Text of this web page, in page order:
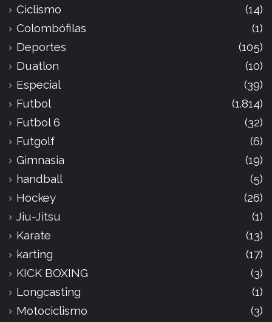
Ciclismo
(14)
Colombófilas
(1)
Deportes
(105)
Duatlon
(10)
Especial
(39)
Futbol
(1.814)
Futbol 6
(32)
Futgolf
(6)
Gimnasia
(19)
handball
(5)
Hockey
(26)
Jiu-Jitsu
(1)
Karate
(13)
karting
(17)
KICK BOXING
(3)
Longcasting
(1)
Motociclismo
(3)